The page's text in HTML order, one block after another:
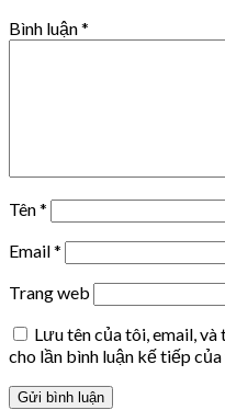
Bình luận*
Tên*
Email*
Trang web
Lưu tên của tôi, email,
cho lần bình luận kế tiếp của